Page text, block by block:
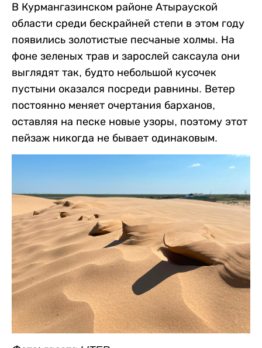
В Курмангазинском районе Атырауской
области среди бескрайней степи в этом году
появились золотистые песчаные холмы. На
фоне зеленых трав и зарослей саксаула они
выглядят так, будто небольшой кусочек
пустыни оказался посреди равнины. Ветер
постоянно меняет очертания барханов,
оставляя на песке новые узоры, поэтому этот
пейзаж никогда не бывает одинаковым.